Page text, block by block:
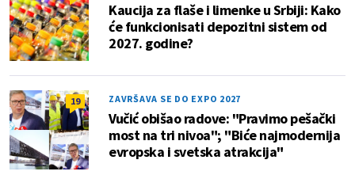
Kaucija za flaše i limenke u Srbiji: Kako
će funkcionisati depozitni sistem od
2027. godine?
19 ZAVRŠAVA SE DO EXPO 2027
Vučić obišao radove: "Pravimo pešački
most na tri nivoa"; "Biće najmodernija
evropska i svetska atrakcija"